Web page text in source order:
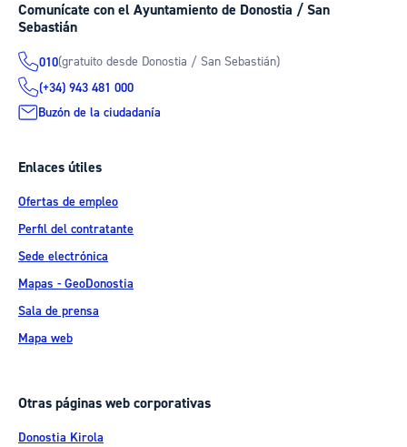
Comunícate con el Ayuntamiento de Donostia / San
Sebastián
010(gratuito desde Donostia / San Sebastián)
(+34) 943 481 000
Buzón de la ciudadanía
Enlaces útiles
Ofertas de empleo
Perfil del contratante
Sede electrónica
Mapas - GeoDonostia
Sala de prensa
Mapa web
Otras páginas web corporativas
Donostia Kirola